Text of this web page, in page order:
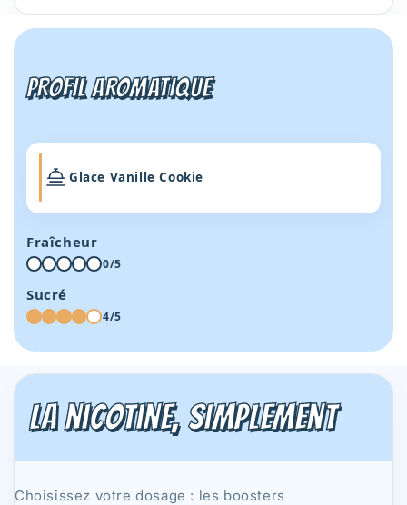
PROFIL AROMATIQUE
Glace Vanille Cookie
Fraîcheur
0/5
Sucré
4/5
La nicotine, simplement
Choisissez votre dosage : les boosters